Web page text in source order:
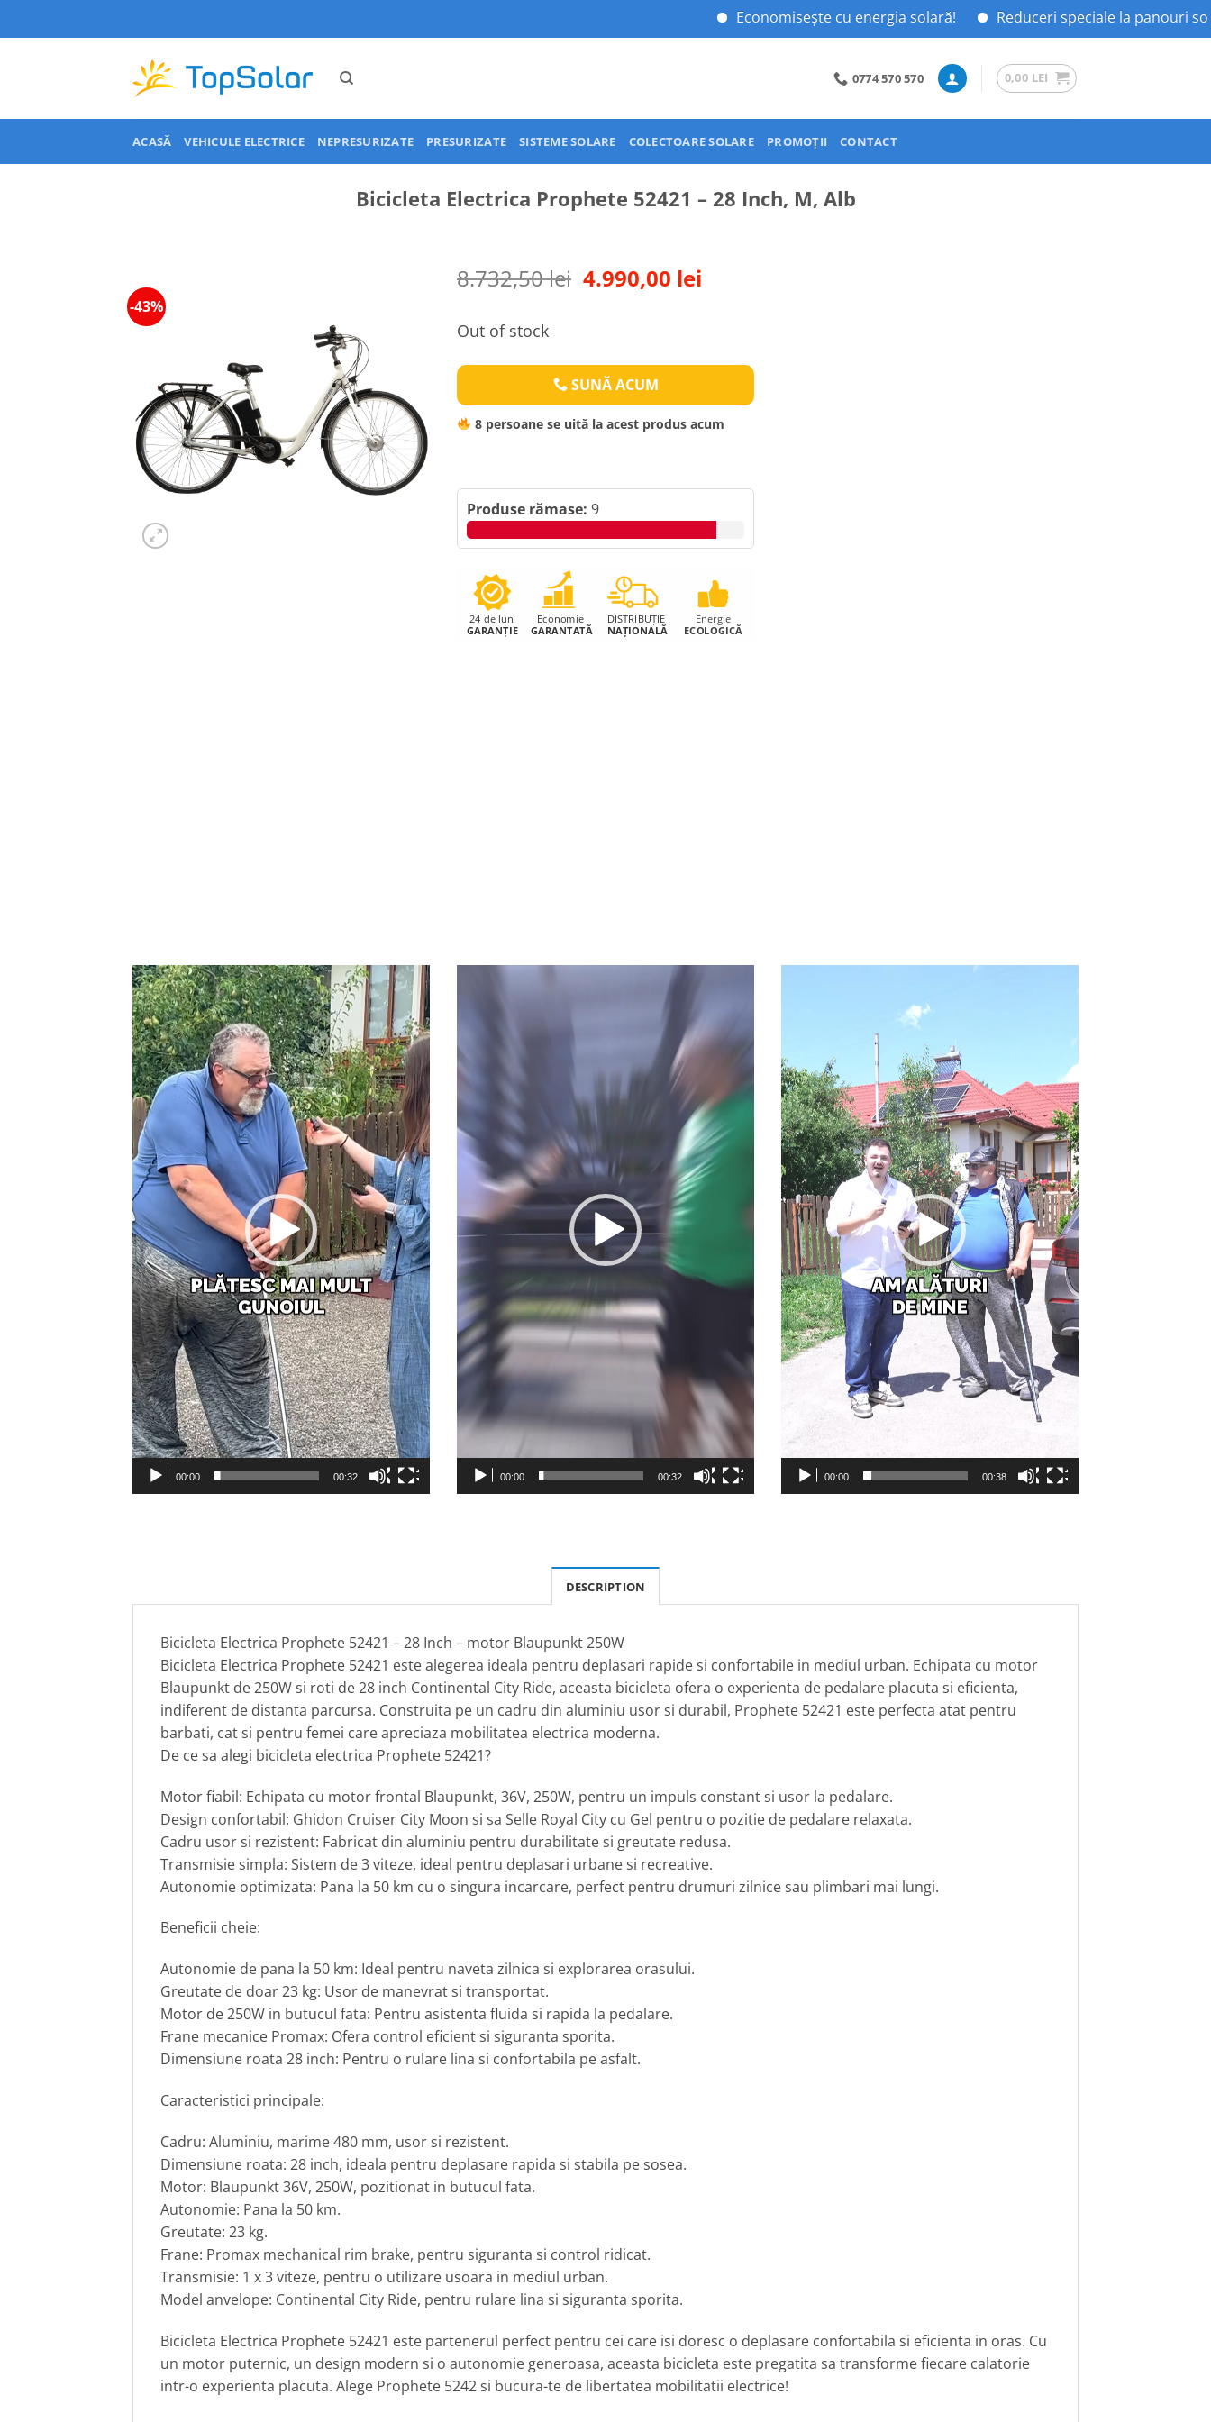
Economisește cu energia solară!
Reduceri speciale la panouri solare!
0774 570 570 0,00 LEI
ACASĂ VEHICULE ELECTRICE NEPRESURIZATE PRESURIZATE SISTEME SOLARE COLECTOARE SOLARE PROMOȚII CONTACT
Bicicleta Electrica Prophete 52421 – 28 Inch, M, Alb
-43%
8.732,50lei Original
4.990,00 lei
Out of stock
SUNĂ ACUM
8persoane se uită la acest produs acum
Produse rămase: 9
Video
Player
00:00 00:32 00:00 00:32 00:00 00:38
DESCRIPTION
Bicicleta Electrica Prophete 52421 – 28 Inch – motor Blaupunkt 250W
Bicicleta Electrica Prophete 52421 este alegerea ideala pentru deplasari rapide si confortabile in mediul urban. Echipata cu motor
Blaupunkt de 250W si roti de 28 inch Continental City Ride, aceasta bicicleta ofera o experienta de pedalare placuta si eficienta,
indiferent de distanta parcursa. Construita pe un cadru din aluminiu usor si durabil, Prophete 52421 este perfecta atat pentru
barbati, cat si pentru femei care apreciaza mobilitatea electrica moderna.
De ce sa alegi bicicleta electrica Prophete 52421?
Motor fiabil: Echipata cu motor frontal Blaupunkt, 36V, 250W, pentru un impuls constant si usor la pedalare.
Design confortabil: Ghidon Cruiser City Moon si sa Selle Royal City cu Gel pentru o pozitie de pedalare relaxata.
Cadru usor si rezistent: Fabricat din aluminiu pentru durabilitate si greutate redusa.
Transmisie simpla: Sistem de 3 viteze, ideal pentru deplasari urbane si recreative.
Autonomie optimizata: Pana la 50 km cu o singura incarcare, perfect pentru drumuri zilnice sau plimbari mai lungi.
Beneficii cheie:
Autonomie de pana la 50 km: Ideal pentru naveta zilnica si explorarea orasului.
Greutate de doar 23 kg: Usor de manevrat si transportat.
Motor de 250W in butucul fata: Pentru asistenta fluida si rapida la pedalare.
Frane mecanice Promax: Ofera control eficient si siguranta sporita.
Dimensiune roata 28 inch: Pentru o rulare lina si confortabila pe asfalt.
Caracteristici principale:
Cadru: Aluminiu, marime 480 mm, usor si rezistent.
Dimensiune roata: 28 inch, ideala pentru deplasare rapida si stabila pe sosea.
Motor: Blaupunkt 36V, 250W, pozitionat in butucul fata.
Autonomie: Pana la 50 km.
Greutate: 23 kg.
Frane: Promax mechanical rim brake, pentru siguranta si control ridicat.
Transmisie: 1 x 3 viteze, pentru o utilizare usoara in mediul urban.
Model anvelope: Continental City Ride, pentru rulare lina si siguranta sporita.
Bicicleta Electrica Prophete 52421 este partenerul perfect pentru cei care isi doresc o deplasare confortabila si eficienta in oras. Cu
un motor puternic, un design modern si o autonomie generoasa, aceasta bicicleta este pregatita sa transforme fiecare calatorie
intr-o experienta placuta. Alege Prophete 5242 si bucura-te de libertatea mobilitatii electrice!